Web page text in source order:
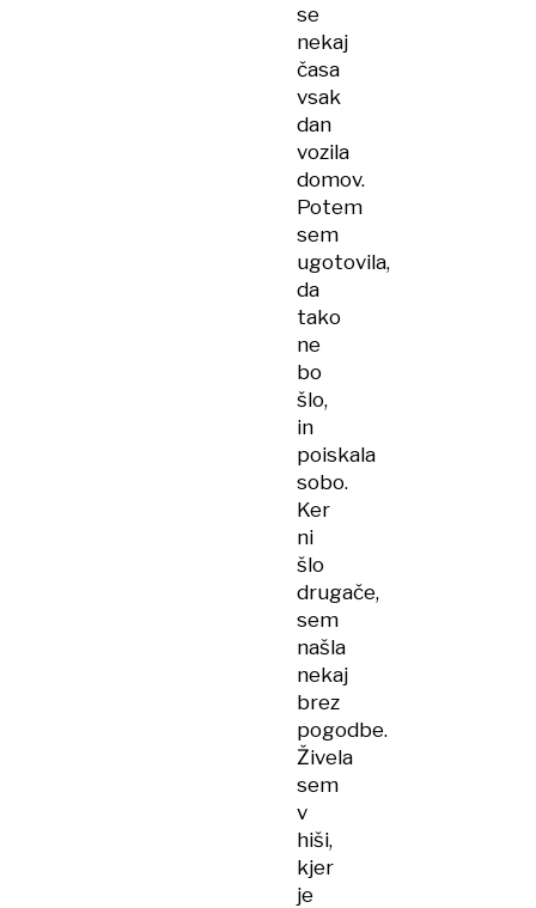
se
nekaj
časa
vsak
dan
vozila
domov.
Potem
sem
ugotovila,
da
tako
ne
bo
šlo,
in
poiskala
sobo.
Ker
ni
šlo
drugače,
sem
našla
nekaj
brez
pogodbe.
Živela
sem
v
hiši,
kjer
je